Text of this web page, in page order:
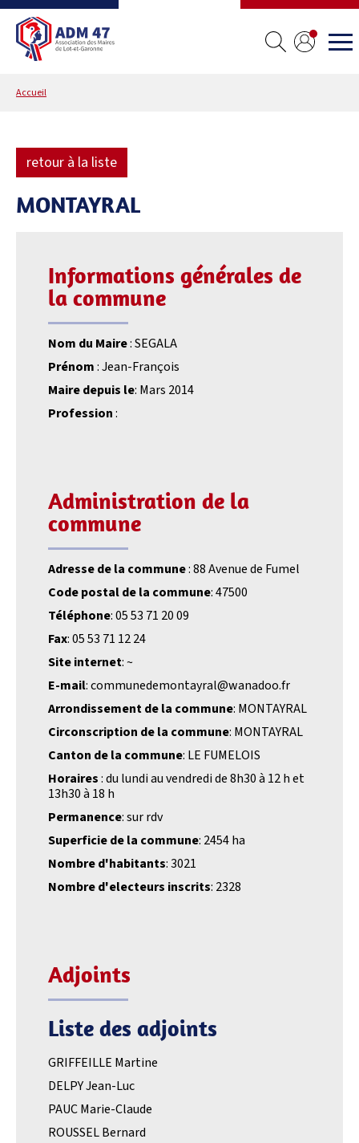
Accueil
retour à la liste
MONTAYRAL
Informations générales de
la commune
Nom du Maire: SEGALA
Prénom: Jean-François
Maire depuis le: Mars 2014
Profession:
Administration de la
commune
Adresse de la commune: 88 Avenue de Fumel
Code postal de la commune: 47500
Téléphone: 05 53 71 20 09
Fax: 05 53 71 12 24
Site internet: ~
E-mail: communedemontayral@wanadoo.fr
Arrondissement de la commune: MONTAYRAL
Circonscription de la commune: MONTAYRAL
Canton de la commune: LE FUMELOIS
Horaires: du lundi au vendredi de 8h30 à 12 h et
13h30 à 18 h
Permanence: sur rdv
Superficie de la commune: 2454 ha
Nombre d'habitants: 3021
Nombre d'electeurs inscrits: 2328
Adjoints
Liste des adjoints
GRIFFEILLE Martine
DELPY Jean-Luc
PAUC Marie-Claude
ROUSSEL Bernard